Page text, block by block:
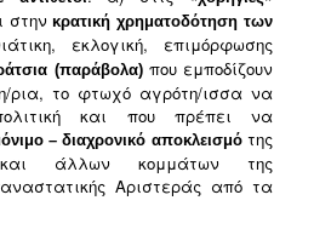
στηνκρατική χρηματοδότηση των
εκλογική, επιμόρφωσης
(παράβολα)που εμποδίζουν
ρια, το φτωχό αγρότη/ισσα να
και που πρέπει να
– διαχρονικό αποκλεισμότης
άλλων κομμάτων της
Αριστεράς από τα